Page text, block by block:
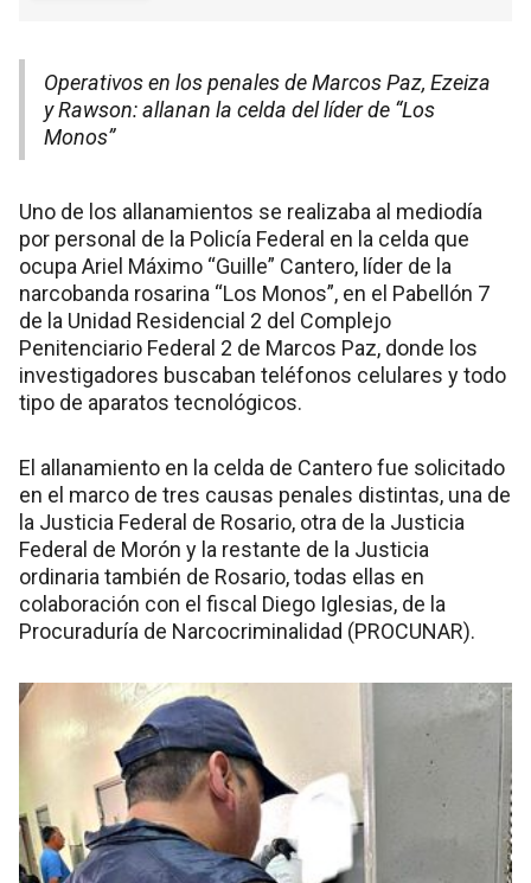
Operativos en los penales de Marcos Paz, Ezeiza
y Rawson: allanan la celda del líder de “Los
Monos”
Uno de los allanamientos se realizaba al mediodía
por personal de la Policía Federal en la celda que
ocupa Ariel Máximo “Guille” Cantero, líder de la
narcobanda rosarina “Los Monos”, en el Pabellón 7
de la Unidad Residencial 2 del Complejo
Penitenciario Federal 2 de Marcos Paz, donde los
investigadores buscaban teléfonos celulares y todo
tipo de aparatos tecnológicos.
El allanamiento en la celda de Cantero fue solicitado
en el marco de tres causas penales distintas, una de
la Justicia Federal de Rosario, otra de la Justicia
Federal de Morón y la restante de la Justicia
ordinaria también de Rosario, todas ellas en
colaboración con el fiscal Diego Iglesias, de la
Procuraduría de Narcocriminalidad (PROCUNAR).